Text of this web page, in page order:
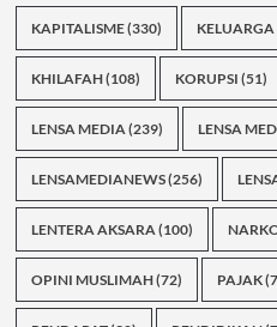
KAPITALISME(330) KELUARGA
KHILAFAH(108) KORUPSI (51)
LENSA MEDIA(239) LENSA
LENSAMEDIANEWS(256)
LENTERA AKSARA(100)
OPINI MUSLIMAH(72) PAJAK